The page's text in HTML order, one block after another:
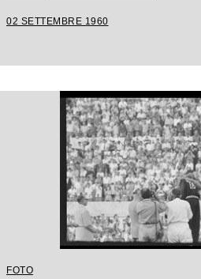
02 SETTEMBRE 1960
FOTO